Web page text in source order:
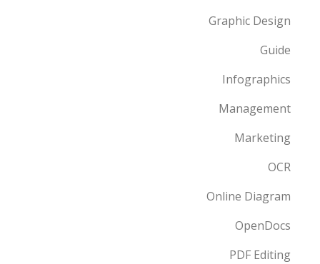
Graphic Design
Guide
Infographics
Management
Marketing
OCR
Online Diagram
OpenDocs
PDF Editing